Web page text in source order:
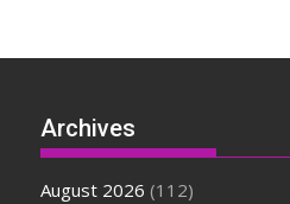
Archives
August 2026 (112)